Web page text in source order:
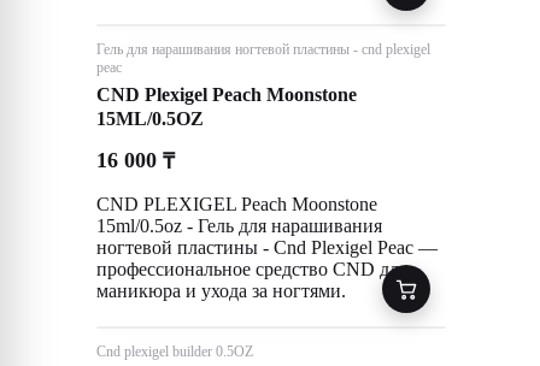
Гель для нарашивания ногтевой пластины - cnd plexigel
peac
CND Plexigel Peach Moonstone
15ML/0.5OZ
16 000 ₸
CND PLEXIGEL Peach Moonstone
15ml/0.5oz - Гель для нарашивания
ногтевой пластины - Cnd Plexigel Peac —
профессиональное средство CND для
маникюра и ухода за ногтями.
Cnd plexigel builder 0.5OZ